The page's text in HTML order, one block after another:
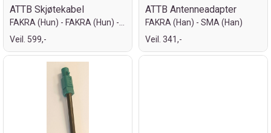
ATTB Skjøtekabel
Veil. 599,-
ATTB Antenneadapter
FAKRA (Han) - SMA (Han)
Veil. 341,-